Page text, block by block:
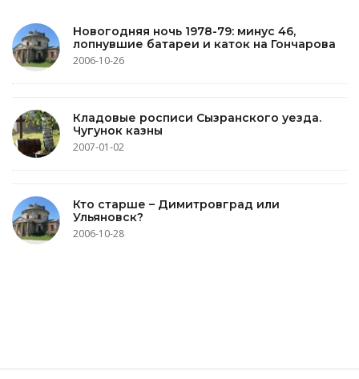
Новогодняя ночь 1978-79: минус 46,
лопнувшие батареи и каток на Гончарова
2006-10-26
Кладовые росписи Сызранского уезда.
Чугунок казны
2007-01-02
Кто старше – Димитровград или
Ульяновск?
2006-10-28